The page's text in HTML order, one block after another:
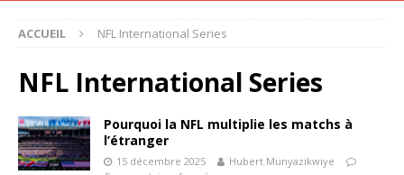
ACCUEIL NFL International Series
NFL International Series
Pourquoi la NFL multiplie les matchs à
l’étranger
15 décembre 2025
Hubert Munyazikwiye